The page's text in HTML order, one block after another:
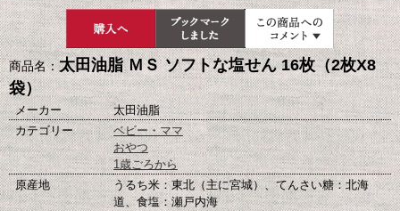
商品名：太田油脂 ＭＳ ソフトな塩せん 16枚（2枚X8
袋）
メーカー
太田油脂
カテゴリー
ベビー・ママ
おやつ
1歳ごろから
原産地
うるち米：東北（主に宮城）、てんさい糖：北海
道、食塩：瀬戸内海